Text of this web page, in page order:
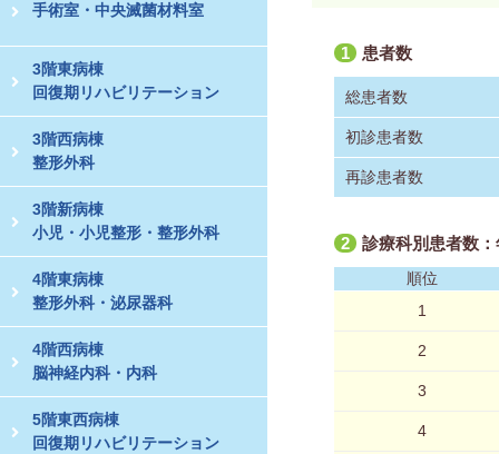
手術室・中央滅菌材料室
3階東病棟
回復期リハビリテーション
3階西病棟
整形外科
3階新病棟
小児・小児整形・整形外科
4階東病棟
整形外科・泌尿器科
4階西病棟
脳神経内科・内科
5階東西病棟
回復期リハビリテーション
1 患者数
総患者数
初診患者数
再診患者数
2 診療科別患者数
順位
1
2
3
4